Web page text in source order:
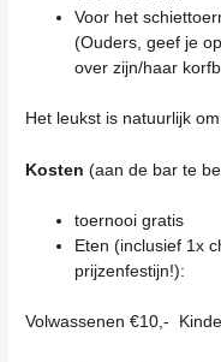
Voor het
(Ouders, geef je
over zijn/haar
Het leukst is natuurlijk
Kosten (aan de bar te
toernooi gratis
Eten (inclusief 1x
prijzenfestijn!):
Volwassenen €10,-